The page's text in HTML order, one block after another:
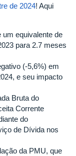
de 2024! Aqui
um equivalente de
para 2.7 meses
(-5,6%) em
e seu impacto
Bruta do
Corrente
do
de Dívida nos
da PMU, que